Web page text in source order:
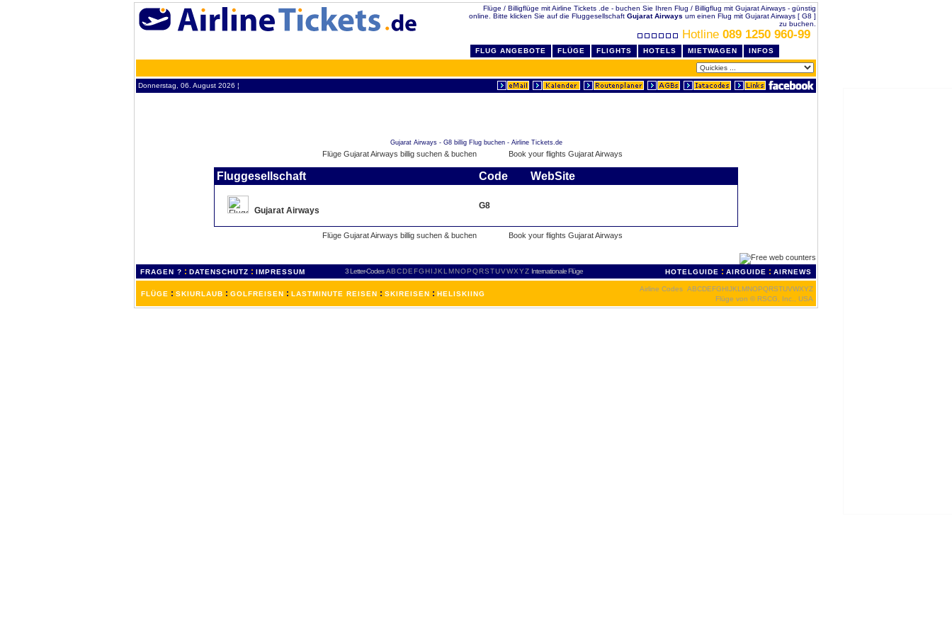
Flüge / Billigflüge mit Airline Tickets .de - buchen Sie Ihren Flug / Billigflug mit Gujarat Airways - günstig
online. Bitte klicken Sie auf die Fluggesellschaft Gujarat Airways um einen Flug mit Gujarat Airways [ G8 ]
zu buchen.
Hotline 089 1250 960-99
FLUG ANGEBOTE FLÜGE FLIGHTS HOTELS MIETWAGEN INFOS
Donnerstag, 06. August 2026 ¦
Gujarat Airways - G8 billig Flug buchen - Airline Tickets.de
Fluggesellschaft Code WebSite
Gujarat Airways G8
FRAGEN ? : DATENSCHUTZ : IMPRESSUM 3 Letter-Codes ABCDEFGH IJKL MNOPQRSTUVWXYZ Internationale Flüge HOTELGUIDE : AIRGUIDE : AIRNEWS
FLÜGE : SKIURLAUB : GOLFREISEN : LASTMINUTE REISEN : SKIREISEN : HELISKIING
Airline Codes ABCDEFGHIJKL MNOPQRSTUVWXYZ
Flüge von © RSCG, Inc., USA